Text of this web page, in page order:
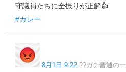
守議員たちに全振りが正解👍
#カレー
8月1日 9:22 ??ガチ普通の